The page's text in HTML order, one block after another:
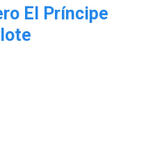
El Príncipe